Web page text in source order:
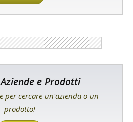
e Prodotti
per cercare un'azienda o un
prodotto!